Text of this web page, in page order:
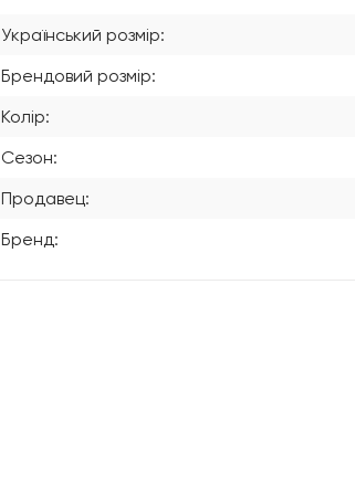
Український розмір:
Брендовий розмір:
Колір:
Сезон:
Продавец:
Бренд: